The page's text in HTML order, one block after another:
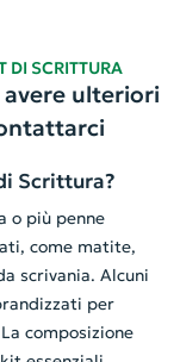
DI SCRITTURA
avere ulteriori
Scrittura?
o più penne
come matite,
scrivania. Alcuni
per
composizione